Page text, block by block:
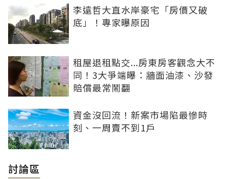
李遠哲大直水岸豪宅「房價又破
底」！專家曝原因
租屋退租點交...房東房客觀念大不
同！3大爭端曝：牆面油漆、沙發
賠償最常鬧翻
資金沒回流！新案市場陷最慘時
刻、一周賣不到1戶
討論區